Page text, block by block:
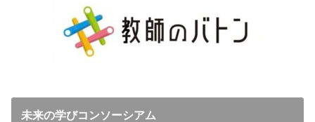
未来の学びコンソーシアム